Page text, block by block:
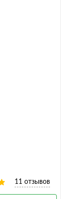
11 отзывов